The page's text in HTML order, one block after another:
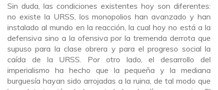
Sin duda, las condiciones existentes hoy son diferentes:
no existe la URSS, los monopolios han avanzado y han
instalado al mundo en la reacción, la cual hoy no está a la
defensiva sino a la ofensiva por la tremenda derrota que
supuso para la clase obrera y para el progreso social la
caída de la URSS. Por otro lado, el desarrollo del
imperialismo ha hecho que la pequeña y la mediana
burguesía hayan sido arrojadas a la ruina, de tal modo que